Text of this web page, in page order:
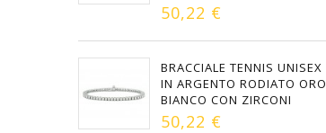
50,22 €
BRACCIALE TENNIS UNISEX
IN ARGENTO RODIATO ORO
BIANCO CON ZIRCONI
50,22 €